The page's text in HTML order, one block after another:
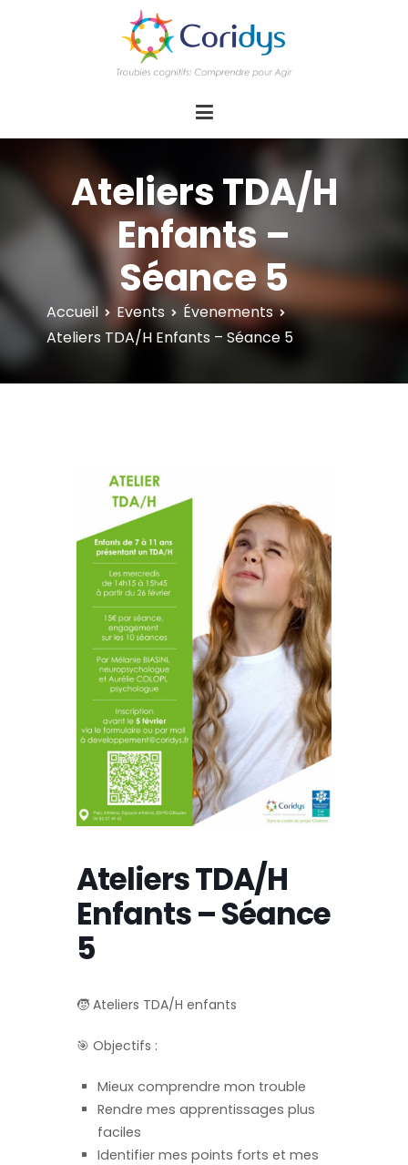
d'actions Information Accompagnement
Innovation/E­xpertise Formations autour des
Ateliers TDA/H
Enfants –
Séance 5
Accueil Events
Évenements
Ateliers TDA/H Enfants – Séance 5
Ateliers TDA/H
Enfants – Séance
5
🧒 Ateliers TDA/H enfants
🎯 Objectifs :
Mieux comprendremon trouble
Rendre mes apprentissages plus
faciles
Identifier mes points forts et mes